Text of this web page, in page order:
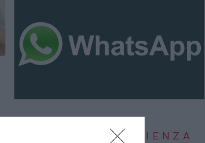
NOTIZIE DI SCIENZA